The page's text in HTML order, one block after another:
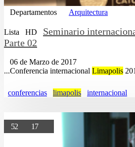
Departamentos Arquitectura
Lista HD Seminario
Parte 02
06 de Marzo de 2017
...Conferencia internacional Limapolis
conferencias limapolis internacional
52 17